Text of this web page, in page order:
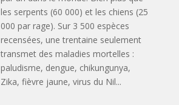
les serpents (60 000) et les chiens (25
000 par rage). Sur 3 500 espèces
recensées, une trentaine seulement
transmet des maladies mortelles :
paludisme, dengue, chikungunya,
Zika, fièvre jaune, virus du Nil...